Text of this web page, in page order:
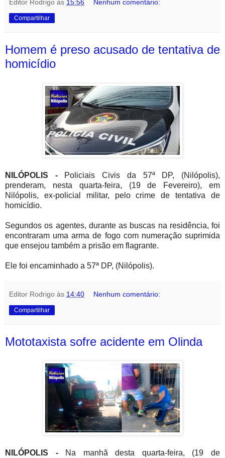
Editor Rodrigo às 15:56 Nenhum comentário:
Compartilhar
Homem é preso acusado de tentativa de
homicídio
NILÓPOLIS -Policiais Civis da 57ª DP, (Nilópolis),
prenderam, nesta quarta-feira, (19 de Fevereiro), em
Nilópolis, ex-policial militar, pelo crime de tentativa de
homicídio.
Segundos os agentes, durante as buscas na residência, foi
encontraram uma arma de fogo com numeração suprimida
que ensejou também a prisão em flagrante.
Ele foi encaminhado a 57ª DP, (Nilópolis).
Editor Rodrigo às 14:40 Nenhum comentário:
Compartilhar
Mototaxista sofre acidente em Olinda
NILÓPOLIS -
Na manhã desta quarta-feira, (19 de